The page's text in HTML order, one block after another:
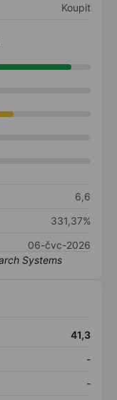
Koupit
6,6
331,37%
06-čvc-2026
41,3
-
-